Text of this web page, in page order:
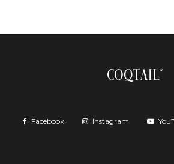
Facebook Instagram